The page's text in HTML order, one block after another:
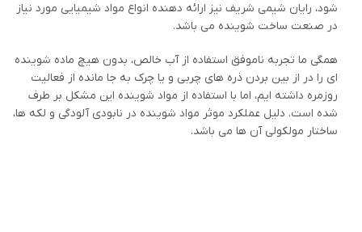
شود، رایان شیمی شریف نیز ارائه دهنده انواع مواد شیمیایی مورد نیاز
در صنعت ساخت شوینده می باشد.
همگی ما تجربه ناموفق استفاده از آب خالص، بدون هیچ ماده شوینده
ای را در از بین بردن ذره های چربی و یا چرک به جا مانده از فعالیت
روزمره داشته ایم، اما با استفاده از مواد شوینده این مشکل بر طرف
شده است. دلیل عملکرد موثر مواد شوینده در نابودی آلودگی و لکه ها،
ساختار مولکولی آن ها می باشد.